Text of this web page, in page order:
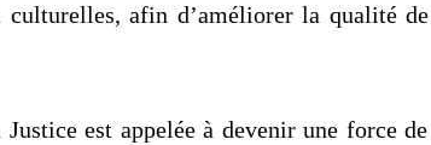
afin d’améliorer la qualité
est appelée à devenir une force